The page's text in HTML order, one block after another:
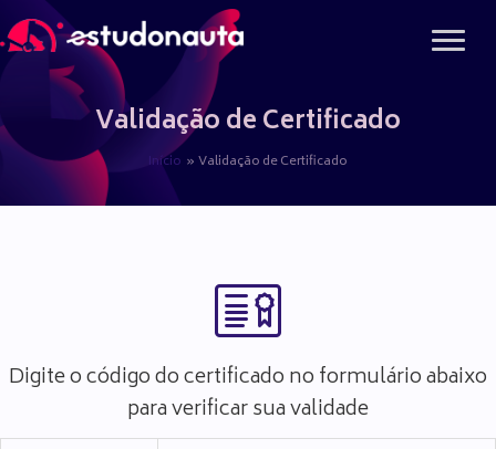
para
conteúdoValidação de Certificado
Início Validação de Certificado
Digite o código do certificado no formulário abaixo
para verificar sua validade